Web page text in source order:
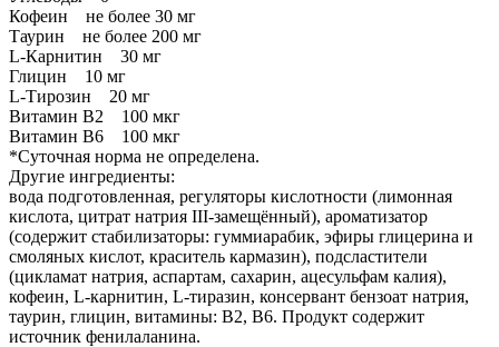
Кофеин не более 30 мг
Таурин не более 200 мг
L-Карнитин 30 мг
Глицин 10 мг
L-Тирозин 20 мг
Витамин B2 100 мкг
Витамин B6 100 мкг
*Суточная норма не определена.
Другие ингредиенты:
вода подготовленная, регуляторы кислотности (лимонная
кислота, цитрат натрия III-замещённый), ароматизатор
(содержит стабилизаторы: гуммиарабик, эфиры глицерина и
смоляных кислот, краситель кармазин), подсластители
(цикламат натрия, аспартам, сахарин, ацесульфам калия),
кофеин, L-карнитин, L-тиразин, консервант бензоат натрия,
таурин, глицин, витамины: B2, B6. Продукт содержит
источник фенилаланина.